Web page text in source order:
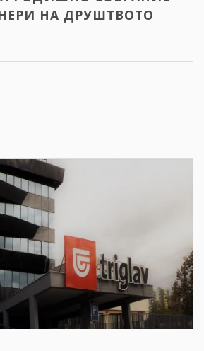
НА ДРУШТВОТО